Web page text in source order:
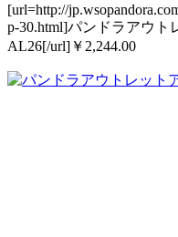
[url=http://
p-30.html]パンドラアウ
AL26[/url]￥2,244.00